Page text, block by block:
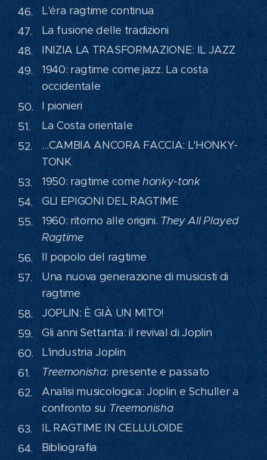
L'éra ragtime continua
La fusione delle tradizioni
INIZIA LA TRASFORMAZIONE: IL JAZZ
1940: ragtime come jazz. La costa
occidentale
I pionieri
La Costa orientale
…CAMBIA ANCORA FACCIA: L'HONKY-
TONK
1950: ragtime come honky-tonk
GLI EPIGONI DEL RAGTIME
1960: ritorno alle origini. They All Played
Ragtime
Il popolo del ragtime
Una nuova generazione di musicisti di
ragtime
JOPLIN: È GIÀ UN MITO!
Gli anni Settanta: il revival di Joplin
L'industria Joplin
Treemonisha: presente e passato
Analisi musicologica: Joplin e Schuller a
confronto su Treemonisha
IL RAGTIME IN CELLULOIDE
Bibliografia